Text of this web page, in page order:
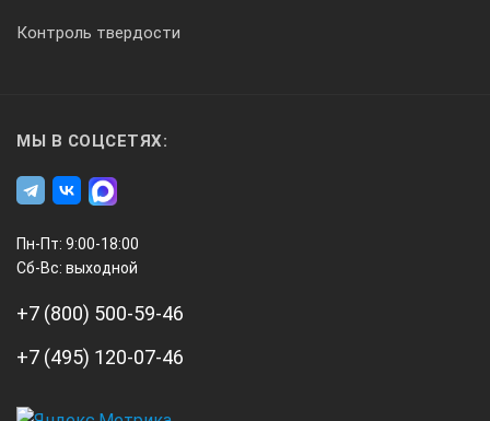
Контроль твердости
МЫ В СОЦСЕТЯХ:
Пн-Пт: 9:00-18:00
Сб-Вс: выходной
+7 (800) 500-59-46
+7 (495) 120-07-46